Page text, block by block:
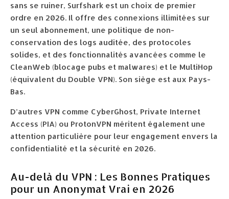
sans se ruiner, Surfshark est un choix de premier
ordre en 2026. Il offre des connexions illimitées sur
un seul abonnement, une politique de non-
conservation des logs auditée, des protocoles
solides, et des fonctionnalités avancées comme le
CleanWeb (blocage pubs et malwares) et le MultiHop
(équivalent du Double VPN). Son siège est aux Pays-
Bas.
D’autres VPN comme CyberGhost, Private Internet
Access (PIA) ou ProtonVPN méritent également une
attention particulière pour leur engagement envers la
confidentialité et la sécurité en 2026.
Au-delà du VPN : Les Bonnes Pratiques
pour un Anonymat Vrai en 2026